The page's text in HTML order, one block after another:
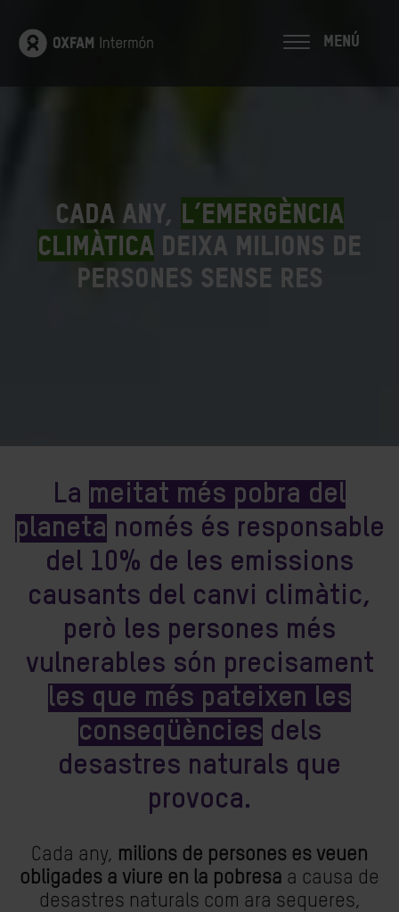
MENÚ
Cada any, l’emergència
climàtica deixa milions de
persones sense res
La meitat més pobra del
planeta només és responsable
del 10% de les emissions
causants del canvi climàtic,
però les persones més
vulnerables són precisament
les que més pateixen les
conseqüències dels
desastres naturals que
provoca.
Cada any, milions de persones es veuen
obligades a viure en la pobresa a causa de
desastres naturals com ara sequeres,